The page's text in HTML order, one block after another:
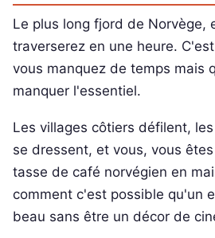
Le plus long fjord de Norvège,
traverserez en une heure.
vous manquez de temps mais
manquer l'essentiel.
Les villages côtiers défilent,
se dressent, et vous, vous
tasse de café norvégien en
comment c'est possible qu'un
beau sans être un décor de